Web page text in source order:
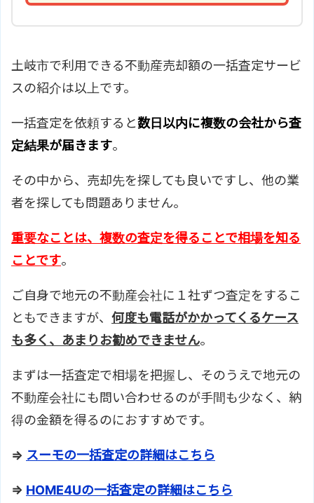
土岐市で利用できる不動産売却額の一括査定サービ
スの紹介は以上です。
一括査定を依頼すると数日以内に複数の会社から査
定結果が届きます。
その中から、売却先を探しても良いですし、他の業
者を探しても問題ありません。
重要なことは、複数の査定を得ることで相場を知る
ことです。
ご自身で地元の不動産会社に１社ずつ査定をするこ
ともできますが、 何度も電話がかかってくるケース
も多く、あまりお勧めできません。
まずは一括査定で相場を把握し、そのうえで地元の
不動産会社にも問い合わせるのが手間も少なく、納
得の金額を得るのにおすすめです。
⇒ スーモの一括査定の詳細はこちら
⇒ HOME4Uの一括査定の詳細はこちら